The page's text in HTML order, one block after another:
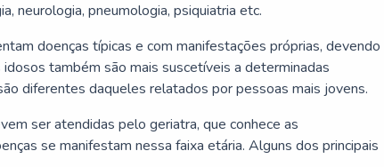
neurologia, pneumologia, psiquiatria etc.
doenças típicas e com manifestações próprias, devendo
também são mais suscetíveis a determinadas
diferentes daqueles relatados por pessoas mais jovens.
ser atendidas pelo geriatra, que conhece as
se manifestam nessa faixa etária. Alguns dos principais